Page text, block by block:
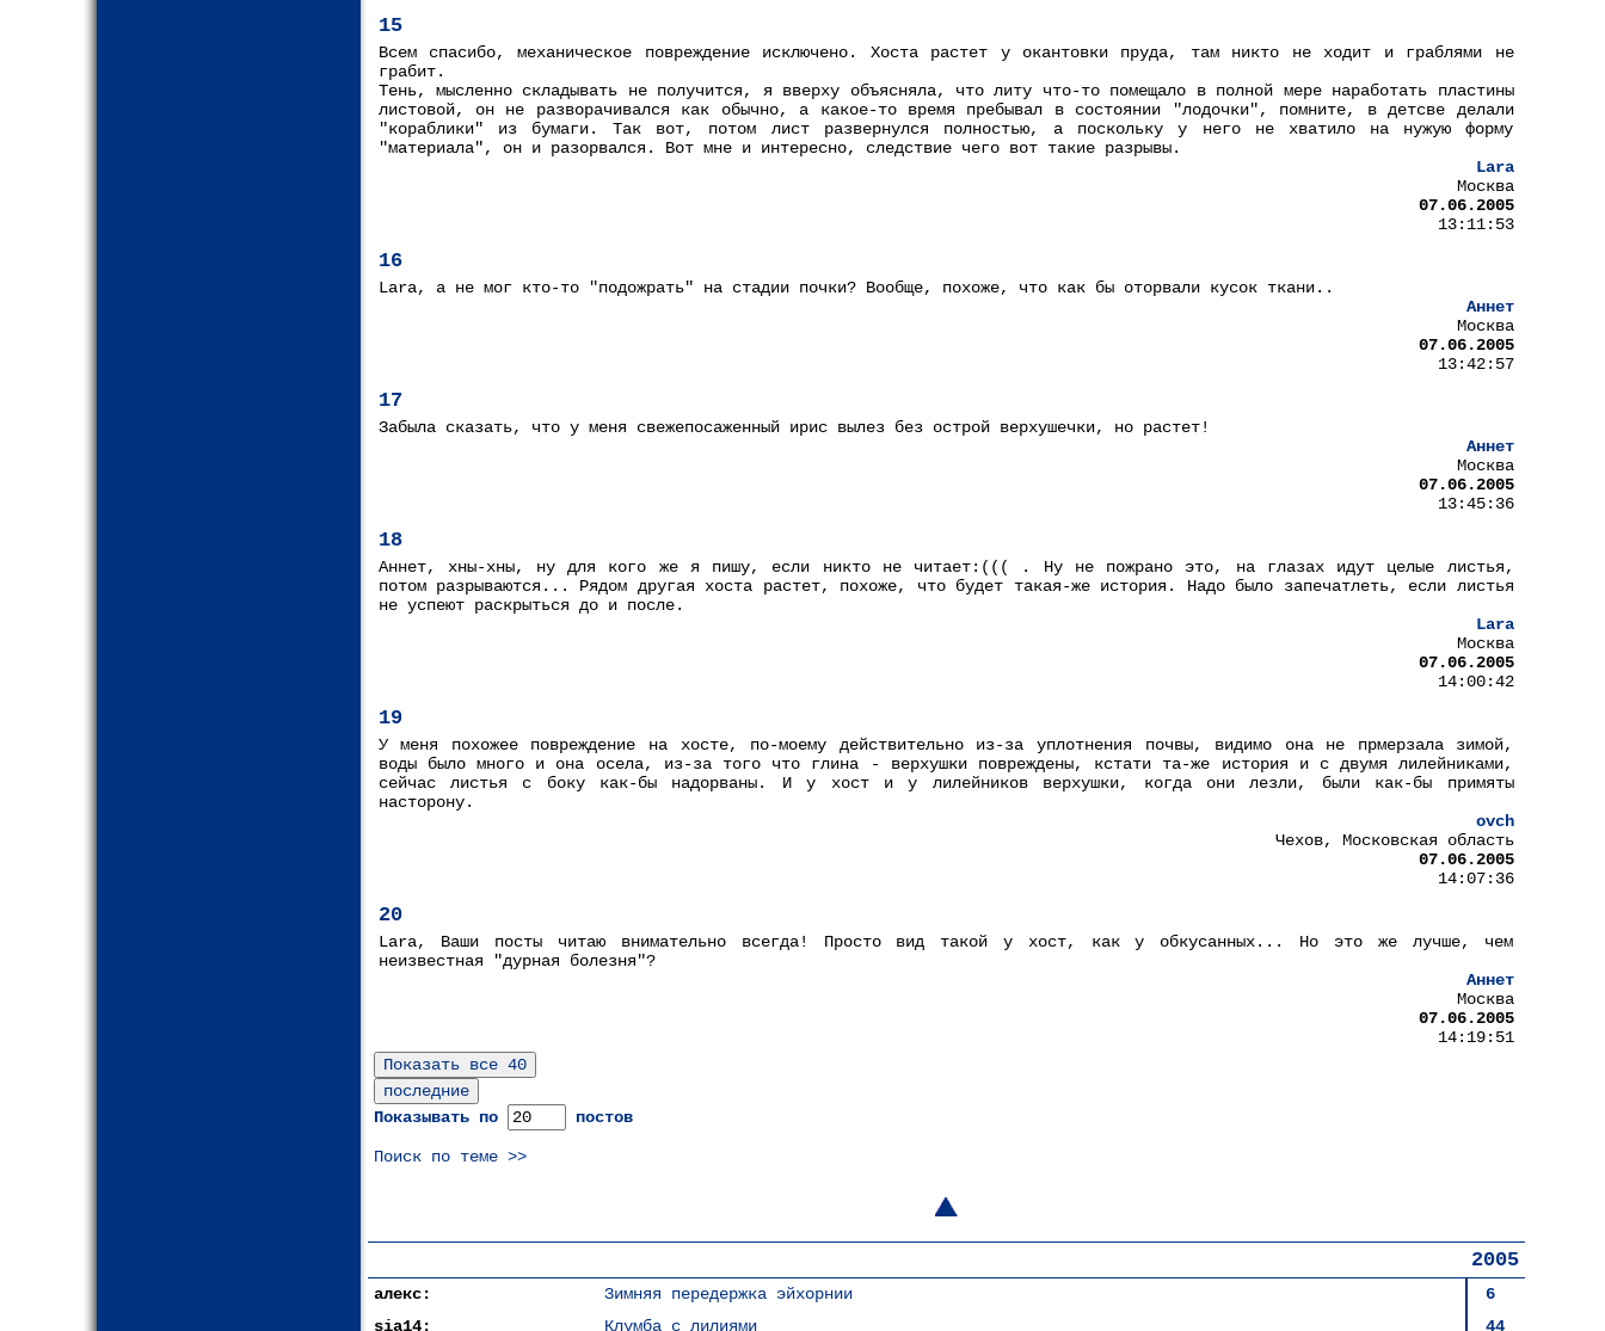
15
Всем спасибо, механическое повреждение исключено. Хоста растет у окантовки пруда, там никто не ходит и граблями не
грабит.
Тень, мысленно складывать не получится, я вверху объясняла, что литу что-то помещало в полной мере наработать пластины
листовой, он не разворачивался как обычно, а какое-то время пребывал в состоянии "лодочки", помните, в детсве делали
"кораблики" из бумаги. Так вот, потом лист развернулся полностью, а поскольку у него не хватило на нужую форму
"материала", он и разорвался. Вот мне и интересно, следствие чего вот такие разрывы.
Lara
Москва
07.06.2005
13:11:53
16
Lara, а не мог кто-то "подожрать" на стадии почки? Вообще, похоже, что как бы оторвали кусок ткани..
Аннет
Москва
07.06.2005
13:42:57
17
Забыла сказать, что у меня свежепосаженный ирис вылез без острой верхушечки, но растет!
Аннет
Москва
07.06.2005
13:45:36
18
Аннет, хны-хны, ну для кого же я пишу, если никто не читает:((( . Ну не пожрано это, на глазах идут целые листья,
потом разрываются... Рядом другая хоста растет, похоже, что будет такая-же история. Надо было запечатлеть, если листья
не успеют раскрыться до и после.
Lara
Москва
07.06.2005
14:00:42
19
У меня похожее повреждение на хосте, по-моему действительно из-за уплотнения почвы, видимо она не прмерзала зимой,
воды было много и она осела, из-за того что глина - верхушки повреждены, кстати та-же история и с двумя лилейниками,
сейчас листья с боку как-бы надорваны. И у хост и у лилейников верхушки, когда они лезли, были как-бы примяты
насторону.
ovch
Чехов, Московская область
07.06.2005
14:07:36
20
Lara, Ваши посты читаю внимательно всегда! Просто вид такой у хост, как у обкусанных... Но это же лучше, чем
неизвестная "дурная болезня"?
Аннет
Москва
07.06.2005
14:19:51
Показывать по постов
Поиск по теме >>
2005
алекс: Зимняя передержка эйхорнии
6
sia14:
Клумба с лилиями 44